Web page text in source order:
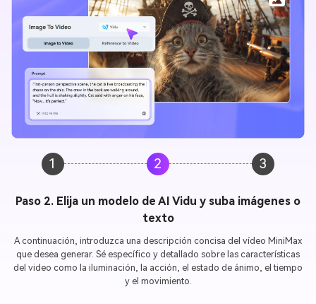
1 2 3
Paso 3. Personalizar la configuración y generar vídeo
Configuración de vídeo específica con duración, relación de aspecto y
resolución. Ahora haga clic en "Generar" para crear su AI MiniMax vídeo.
Vea previa el video de AI y descarguelo para compartirlo con tus
amigos.